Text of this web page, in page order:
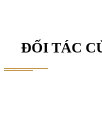
ĐỐI TÁC